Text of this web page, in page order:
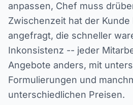
anpassen, Chef muss
Zwischenzeit hat der
angefragt, die schneller
Inkonsistenz -- jeder
Angebote anders, mit
Formulierungen und
unterschiedlichen Preisen.